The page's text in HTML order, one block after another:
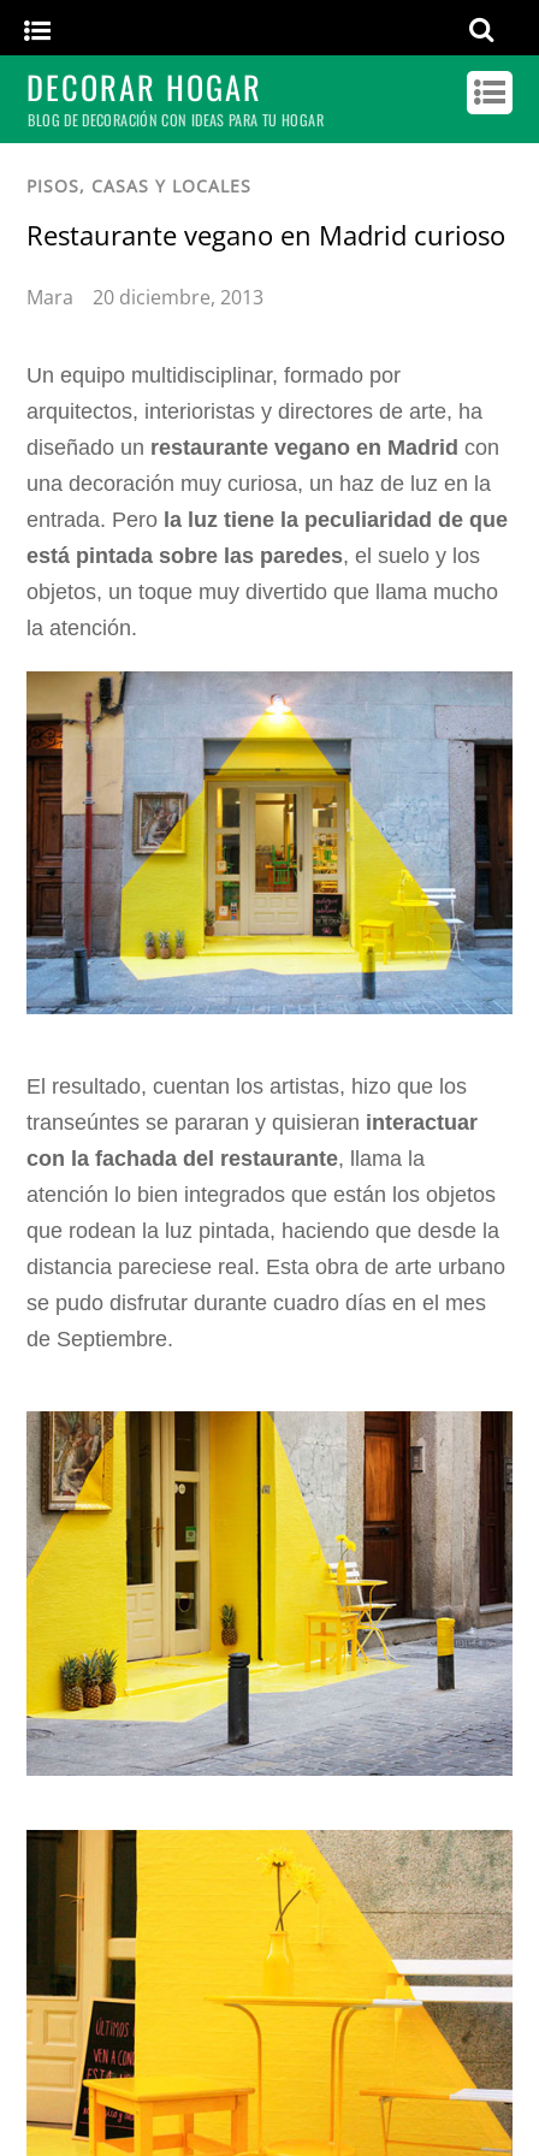
DECORAR HOGAR
BLOG DE DECORACIÓN CON IDEAS PARA TU HOGAR
PISOS, CASAS Y LOCALES
Restaurante vegano en Madrid curioso
Mara 20 diciembre, 2013
Un equipo multidisciplinar, formado por
arquitectos, interioristas y directores de arte, ha
diseñado un restaurante vegano en Madrid con
una decoración muy curiosa, un haz de luz en la
entrada. Pero la luz tiene la peculiaridad de que
está pintada sobre las paredes, el suelo y los
objetos, un toque muy divertido que llama mucho
la atención.
El resultado, cuentan los artistas, hizo que los
transeúntes se pararan y quisieran interactuar
con la fachada del restaurante, llama la
atención lo bien integrados que están los objetos
que rodean la luz pintada, haciendo que desde la
distancia pareciese real. Esta obra de arte urbano
se pudo disfrutar durante cuadro días en el mes
de Septiembre.